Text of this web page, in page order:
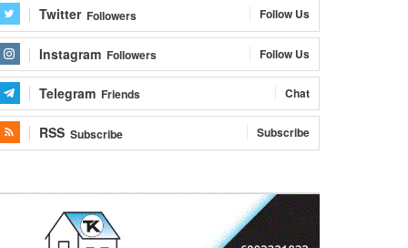
Twitter Followers Follow Us
Instagram Followers Follow Us
Telegram Friends Chat
RSS Subscribe Subscribe